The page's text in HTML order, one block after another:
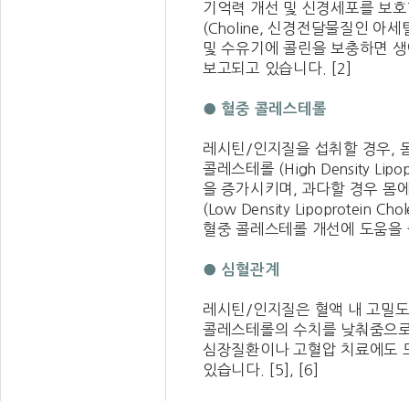
기억력 개선 및 신경세포를 보
(Choline, 신경전달물질인 아세
및 수유기에 콜린을 보충하면
보고되고 있습니다. [2]
● 혈중 콜레스테롤
레시틴/인지질을 섭취할 경우,
콜레스테롤 (High Density
을 증가시키며, 과다할 경우 몸
(Low Density Lipoprotein
혈중 콜레스테롤 개선에 도움
● 심혈관계
레시틴/인지질은 혈액 내 고밀
콜레스테롤의 수치를 낮춰줌으
심장질환이나 고혈압 치료에도
있습니다. [5], [6]